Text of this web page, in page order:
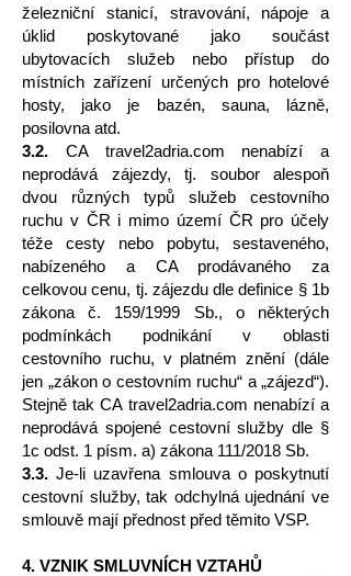
železniční stanicí, stravování, nápoje a
úklid poskytované jako součást
ubytovacích služeb nebo přístup do
místních zařízení určených pro hotelové
hosty, jako je bazén, sauna, lázně,
posilovna atd.
3.2. CA travel2adria.com nenabízí a
neprodává zájezdy, tj. soubor alespoň
dvou různých typů služeb cestovního
ruchu v ČR i mimo území ČR pro účely
téže cesty nebo pobytu, sestaveného,
nabízeného a CA prodávaného za
celkovou cenu, tj. zájezdu dle definice § 1b
zákona č. 159/1999 Sb., o některých
podmínkách podnikání v oblasti
cestovního ruchu, v platném znění (dále
jen „zákon o cestovním ruchu“ a „zájezd“).
Stejně tak CA travel2adria.com nenabízí a
neprodává spojené cestovní služby dle §
1c odst. 1 písm. a) zákona 111/2018 Sb.
3.3. Je-li uzavřena smlouva o poskytnutí
cestovní služby, tak odchylná ujednání ve
smlouvě mají přednost před těmito VSP.
4. VZNIK SMLUVNÍCH VZTAHŮ